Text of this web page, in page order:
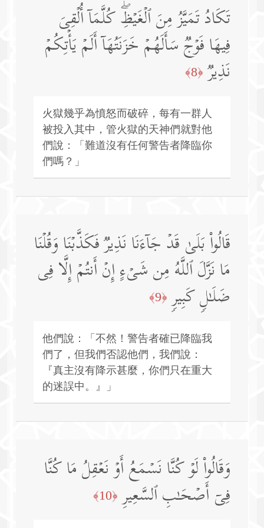
تَكَادُ تَمَیَّزُ مِنَ ٱلۡغَیۡظِۖ كُلَّمَاۤ أُلۡقِیَ
فِیهَا فَوۡجࣱ سَأَلَهُمۡ خَزَنَتُهَاۤ أَلَمۡ یَأۡتِكُمۡ
نَذِیرࣱ ﴿8﴾
火獄幾乎為憤怒而破碎，每有一群人
被投入其中，管火獄的天神們就對他
們說：「難道沒有任何警告者降臨你
們嗎？」
قَالُوا۟ بَلَىٰ قَدۡ جَاۤءَنَا نَذِیرࣱ فَكَذَّبۡنَا وَقُلۡنَا
مَا نَزَّلَ ٱللَّهُ مِن شَیۡءٍ إِنۡ أَنتُمۡ إِلَّا فِی
ضَلَـٰلࣲ كَبِیرࣲ ﴿9﴾
他們說：「不然！警告者確已降臨我
們了，但我們否認他們，我們說：
『真主沒有降示甚麼，你們只在重大
的迷誤中。』」
وَقَالُوا۟ لَوۡ كُنَّا نَسۡمَعُ أَوۡ نَعۡقِلُ مَا كُنَّا
فِیۤ أَصۡحَـٰبِ ٱلسَّعِیرِ ﴿10﴾